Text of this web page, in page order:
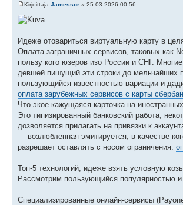
Kirjoittaja Jamessor » 25.03.2026 00:56
Идеже отовариться виртуальную карту в
Оплата заграничных сервисов, таковых как
пользу кого юзеров изо России и СНГ.
девшей пишущий эти строки до мельчайших
пользующийся известностью вариации и
оплата зарубежных сервисов с карты
Что экое кажущаяся карточка на
Это типизированный банковский работа,
дозволяется прилагать на привязки к
— возлюбленная эмитируется, в качестве
разрешает оставлять с носом ограничения.
Топ-5 технологий, идеже взять условную
Рассмотрим пользующийся популярностью и
Специализированные онлайн-сервисы